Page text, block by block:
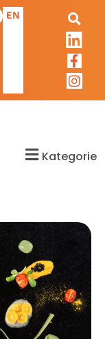
EN
Kategorie